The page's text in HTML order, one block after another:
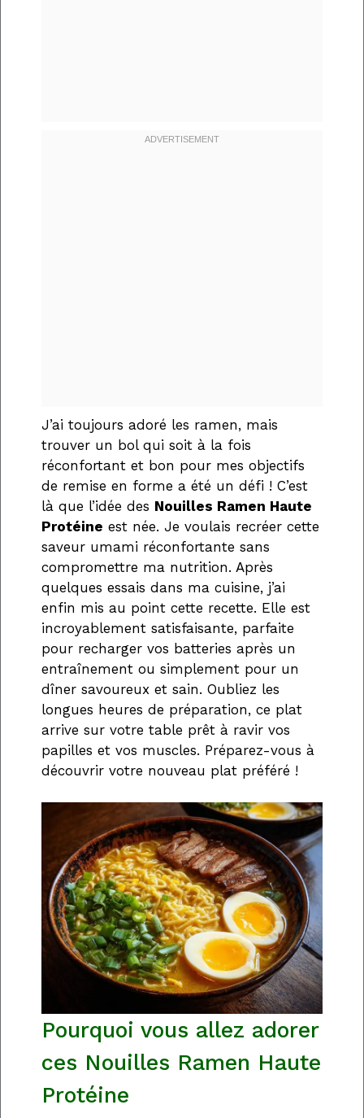
J’ai toujours adoré les ramen, mais
trouver un bol qui soit à la fois
réconfortant et bon pour mes objectifs
de remise en forme a été un défi ! C’est
là que l’idée des Nouilles Ramen Haute
Protéine est née. Je voulais recréer cette
saveur umami réconfortante sans
compromettre ma nutrition. Après
quelques essais dans ma cuisine, j’ai
enfin mis au point cette recette. Elle est
incroyablement satisfaisante, parfaite
pour recharger vos batteries après un
entraînement ou simplement pour un
dîner savoureux et sain. Oubliez les
longues heures de préparation, ce plat
arrive sur votre table prêt à ravir vos
papilles et vos muscles. Préparez-vous à
découvrir votre nouveau plat préféré !
Pourquoi vous allez adorer
ces Nouilles Ramen Haute
Protéine